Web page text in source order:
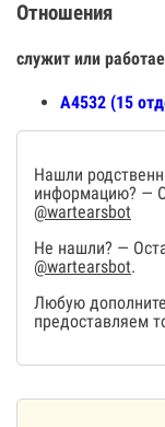
Отношения
служит или
А4532 (15
Нашли
информацию? —
@wartearsbot
Не нашли? —
@wartearsbot.
Любую
предоставляем